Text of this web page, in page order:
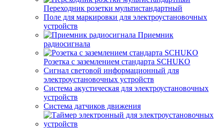
Переходник розетки мультистандартный
Поле для маркировки для электроустановочных
устройств
Приемник
радиосигнала
Розетка с заземлением стандарта SCHUKO
Сигнал световой информационный для
электроустановочных устройств
Система акустическая для электроустановочных
устройств
Система датчиков движения